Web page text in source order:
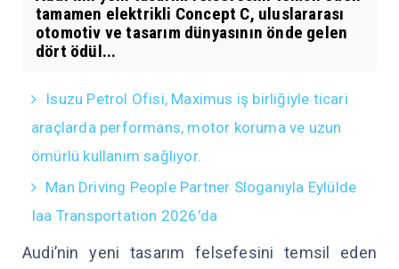
tamamen elektrikli Concept C, uluslararası
otomotiv ve tasarım dünyasının önde gelen
dört ödül...
Isuzu Petrol Ofisi, Maximus iş birliğiyle ticari
araçlarda performans, motor koruma ve uzun
ömürlü kullanım sağlıyor.
Man Driving People Partner Sloganıyla Eylülde
Iaa Transportation 2026'da
Audi’nin yeni tasarım felsefesini temsil eden